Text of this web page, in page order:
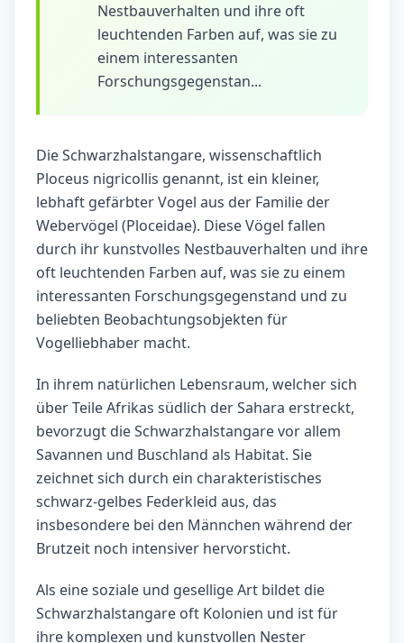
Nestbauverhalten und ihre oft
leuchtenden Farben auf, was sie zu
einem interessanten
Forschungsgegenstan...
Die Schwarzhalstangare, wissenschaftlich
Ploceus nigricollis genannt, ist ein kleiner,
lebhaft gefärbter Vogel aus der Familie der
Webervögel (Ploceidae). Diese Vögel fallen
durch ihr kunstvolles Nestbauverhalten und ihre
oft leuchtenden Farben auf, was sie zu einem
interessanten Forschungsgegenstand und zu
beliebten Beobachtungsobjekten für
Vogelliebhaber macht.
In ihrem natürlichen Lebensraum, welcher sich
über Teile Afrikas südlich der Sahara erstreckt,
bevorzugt die Schwarzhalstangare vor allem
Savannen und Buschland als Habitat. Sie
zeichnet sich durch ein charakteristisches
schwarz-gelbes Federkleid aus, das
insbesondere bei den Männchen während der
Brutzeit noch intensiver hervorsticht.
Als eine soziale und gesellige Art bildet die
Schwarzhalstangare oft Kolonien und ist für
ihre komplexen und kunstvollen Nester